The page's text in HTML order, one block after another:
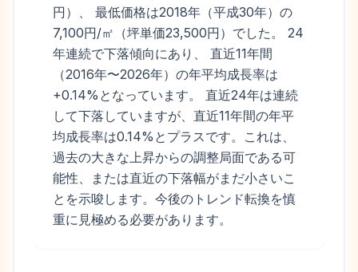
円）、 最低価格は2018年（平成30年）の
7,100円/㎡（坪単価23,500円）でした。 24
年連続で下落傾向にあり、 直近11年間
（2016年〜2026年）の年平均成長率は
+0.14%となっています。 直近24年は連続
して下落していますが、直近11年間の年平
均成長率は0.14%とプラスです。これは、
過去の大きな上昇からの調整局面である可
能性、または直近の下落幅がまだ小さいこ
とを示唆します。今後のトレンド転換を慎
重に見極める必要があります。